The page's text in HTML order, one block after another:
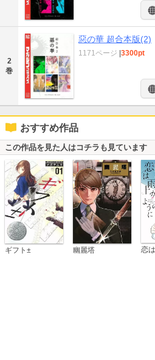
2
巻
惡の華 超合本版(2)
1171ページ 3300pt
おすすめ作品
この作品を見た人はコチラも見ています
ギフト± 幽麗塔